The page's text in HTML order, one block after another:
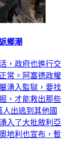
鄉潮
，政府也進行交
常。阿塞德政權
湧入監獄，要找
，才能救出那些
出逃到其他國
入了大批敘利亞
地利也宣布，暫